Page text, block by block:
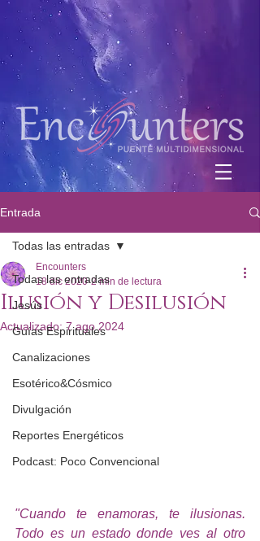
Entrada
Todas las entradas
Jesús
Guías Espirituales
Canalizaciones
Esotérico&Cósmico
Divulgación
Reportes Energéticos
Podcast: Poco Convencional
Todas las entradas
Ilusión y Desilusión
Encounters
18 dic 2020 2 min de lectura
Actualizado: 7 ago 2024
"Cuando te enamoras, te ilusionas.
Todo es un estado donde ves al otro